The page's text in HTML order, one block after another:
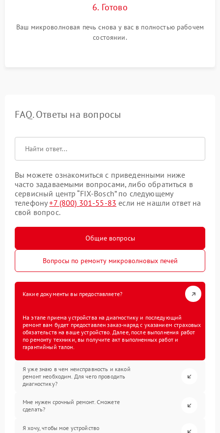
6. Готово
Ваш микроволновая печь снова у вас в полностью рабочем
состоянии.
FAQ. Ответы на вопросы
Вы можете ознакомиться с приведенными ниже
часто задаваемыми вопросами, либо обратиться в
сервисный центр “FIX-Bosch” по следующему
телефону+7 (800) 301-55-83 если не нашли ответ на
свой вопрос.
Общие вопросы
Вопросы по ремонту микроволновых печей
Какие документы вы предоставляете?
На этапе приема устройства на диагностику и последующий
ремонт вам будет предоставлен заказ-наряд с указанием страховых
обязательств на ваше устройство. Далее, после выполнения работ
по ремонту техники, вы получите акт выполненных работ и
гарантийный талон.
Я уже знаю в чем неисправность и какой
ремонт необходим. Для чего проводить
диагностику?
Мне нужен срочный ремонт. Сможете
сделать?
Я хочу, чтобы мое устройство